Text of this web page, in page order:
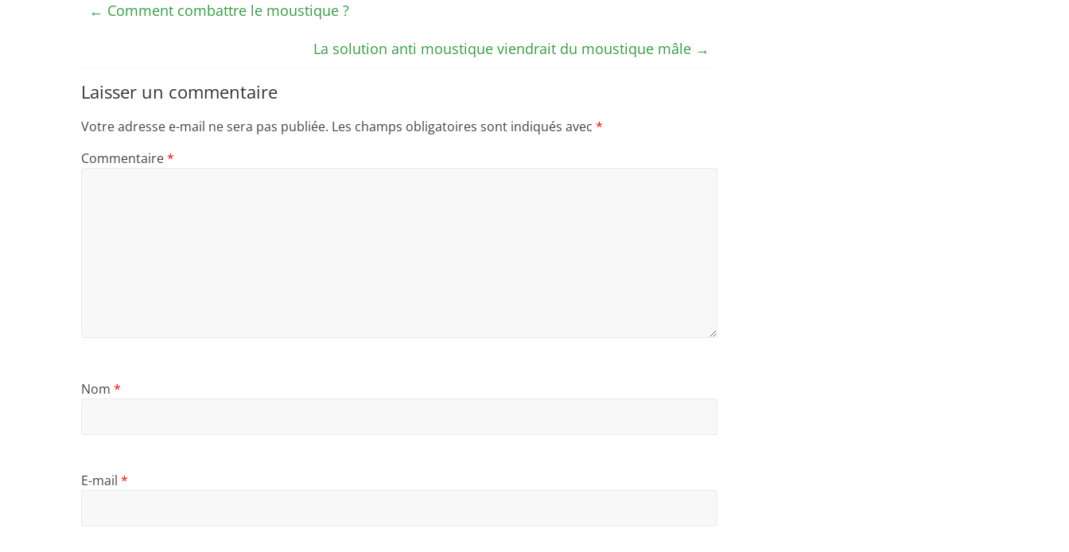
← Comment combattre le moustique ?
La solution anti moustique viendrait du moustique mâle →
Laisser un commentaire
Votre adresse e-mail ne sera pas publiée. Les champs obligatoires sont indiqués avec *
Commentaire*
Nom *
E-mail *